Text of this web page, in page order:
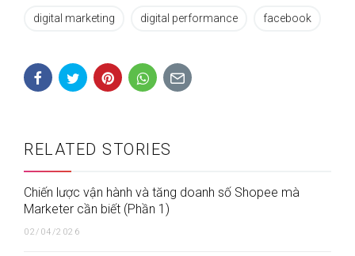
digital marketing digital performance facebook
RELATED STORIES
Chiến lược vận hành và tăng doanh số Shopee mà
Marketer cần biết (Phần 1)
02/04/2026